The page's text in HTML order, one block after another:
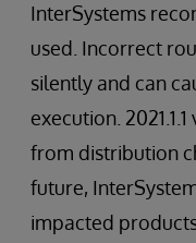
InterSystems
used. Incorrect
silently and can
execution.
from distribution
future,
impacted